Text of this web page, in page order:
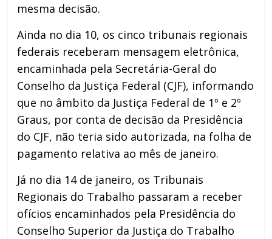
mesma decisão.
Ainda no dia 10, os cinco tribunais regionais
federais receberam mensagem eletrônica,
encaminhada pela Secretária-Geral do
Conselho da Justiça Federal (CJF), informando
que no âmbito da Justiça Federal de 1º e 2º
Graus, por conta de decisão da Presidência
do CJF, não teria sido autorizada, na folha de
pagamento relativa ao mês de janeiro.
Já no dia 14 de janeiro, os Tribunais
Regionais do Trabalho passaram a receber
ofícios encaminhados pela Presidência do
Conselho Superior da Justiça do Trabalho